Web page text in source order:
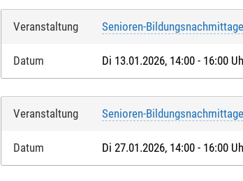
Veranstaltung Senioren-
Datum Di 13.01.2026, 14:00 - 16:00
Veranstaltung Senioren-
Datum Di 27.01.2026, 14:00 - 16:00